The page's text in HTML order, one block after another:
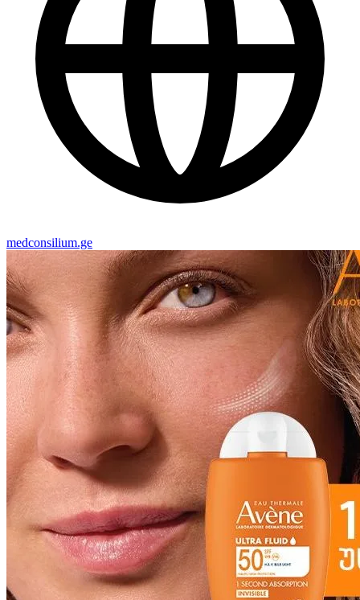
medconsilium.ge